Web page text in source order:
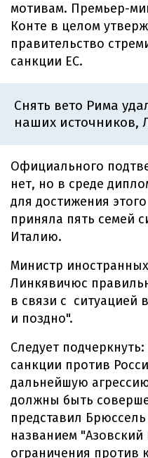
мотивам. Премьер-
Конте в целом
правительство
санкции ЕС.
Снять вето Рима
наших источников,
Официального
нет, но в среде
для достижения
приняла пять семей
Италию.
Министр
Линкявичюс
в связи с ситуацией
и поздно".
Следует
санкции против
дальнейшую
должны быть
представил
названием
ограничения против